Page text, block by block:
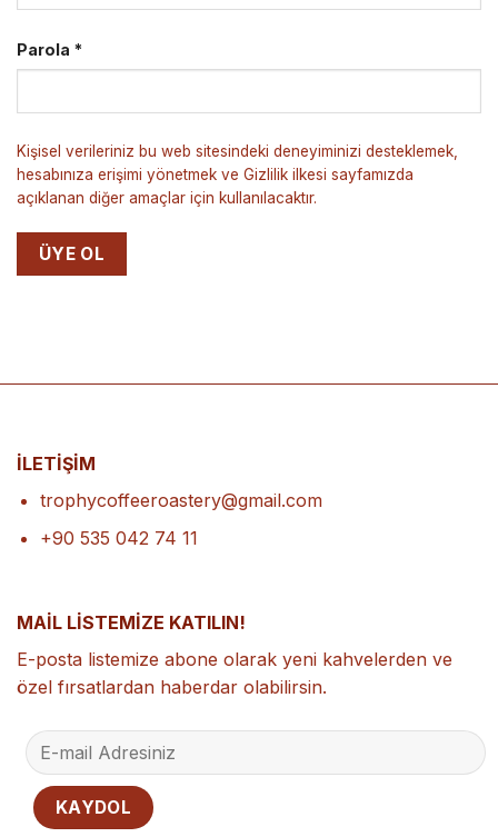
Parola *
Kişisel verileriniz bu web sitesindeki deneyiminizi desteklemek,
hesabınıza erişimi yönetmek ve Gizlilik ilkesi sayfamızda
açıklanan diğer amaçlar için kullanılacaktır.
ÜYE OL
İLETİŞİM
trophycoffeeroastery@gmail.com
+90 535 042 74 11
MAİL LİSTEMİZE KATILIN!
E-posta listemize abone olarak yeni kahvelerden ve
özel fırsatlardan haberdar olabilirsin.